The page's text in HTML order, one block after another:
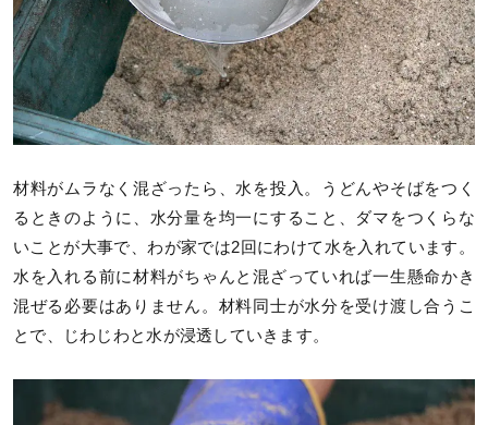
材料がムラなく混ざったら、水を投入。うどんやそばをつく
るときのように、水分量を均一にすること、ダマをつくらな
いことが大事で、わが家では2回にわけて水を入れています。
水を入れる前に材料がちゃんと混ざっていれば一生懸命かき
混ぜる必要はありません。材料同士が水分を受け渡し合うこ
とで、じわじわと水が浸透していきます。